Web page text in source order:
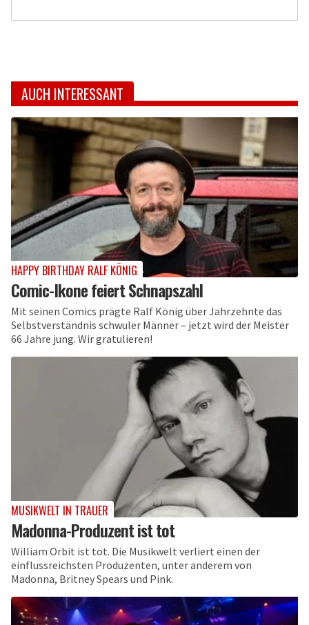
AUCH INTERESSANT
HAPPY BIRTHDAY RALF KÖNIG
Comic-Ikone feiert Schnapszahl
Mit seinen Comics prägte Ralf König über Jahrzehnte das
Selbstverständnis schwuler Männer – jetzt wird der Meister
66 Jahre jung. Wir gratulieren!
MUSIKWELT IN TRAUER
Madonna-Produzent ist tot
William Orbit ist tot. Die Musikwelt verliert einen der
einflussreichsten Produzenten, unter anderem von
Madonna, Britney Spears und Pink.